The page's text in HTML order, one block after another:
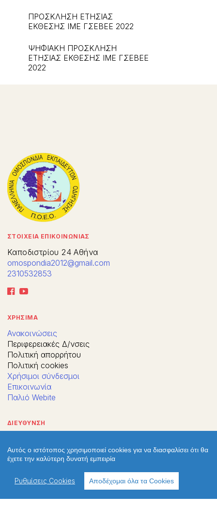
ΠΡΟΣΚΛΗΣΗ ΕΤΗΣΙΑΣ
ΕΚΘΕΣΗΣ ΙΜΕ ΓΣΕΒΕΕ 2022
ΨΗΦΙΑΚΗ ΠΡΟΣΚΛΗΣΗ
ΕΤΗΣΙΑΣ ΕΚΘΕΣΗΣ ΙΜΕ ΓΣΕΒΕΕ
2022
ΣΤΟΙΧΕΙΑ ΕΠΙΚΟΙΝΩΝΙΑΣ
Καποδιστρίου 24 Αθήνα
omospondia2012@gmail.com
2310532853
ΧΡΗΣΙΜΑ
Ανακοινώσεις
Περιφερειακές Δ/νσεις
Πολιτική απορρήτου
Πολιτική cookies
Χρήσιμοι σύνδεσμοι
Επικοινωνία
Παλιό Webite
ΔΙΕΥΘΥΝΣΗ
Αυτός ο ιστότοπος χρησιμοποιεί cookies για να διασφαλίσει ότι θα
έχετε την καλύτερη δυνατή εμπειρία
Ρυθμίσεις Cookies Αποδέχομαι όλα τα Cookies